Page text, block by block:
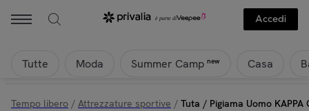
Accedi
Tutte Moda Summer Camp new Casa
Tempo libero / Attrezzature sportive / Tuta / Pigiama Uomo